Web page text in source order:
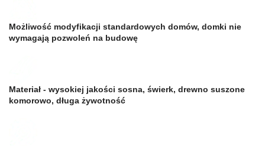
Możliwość modyfikacji standardowych domów, domki nie
wymagają pozwoleń na budowę
Materiał - wysokiej jakości sosna, świerk, drewno suszone
komorowo, długa żywotność